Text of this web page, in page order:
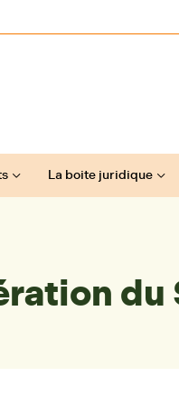
La boite juridique
du